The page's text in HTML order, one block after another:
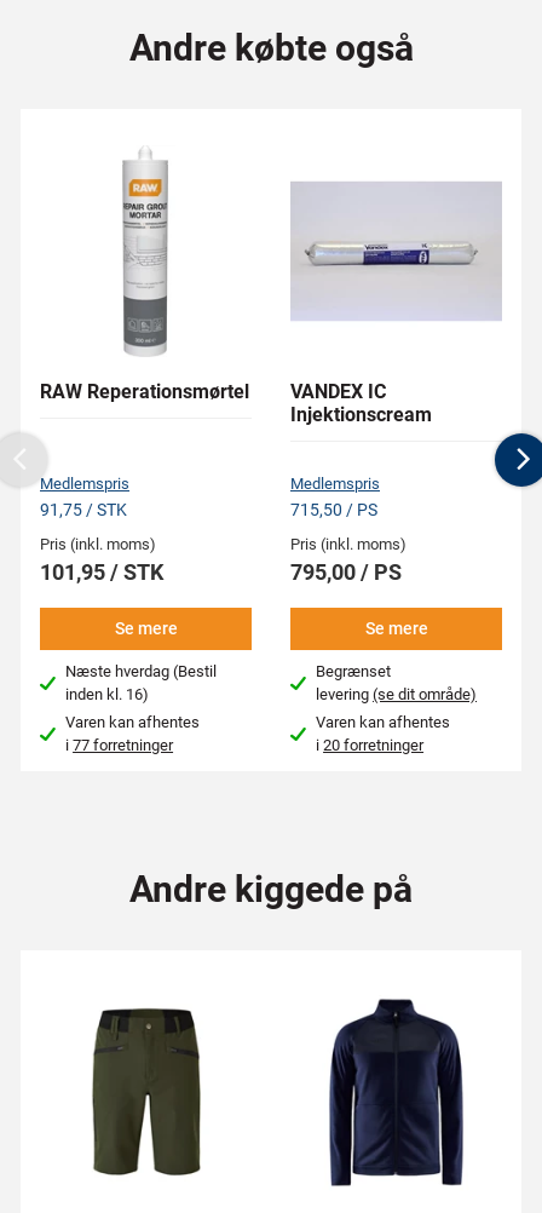
Andre købte også
RAW Reperationsmørtel
Medlemspris
91,75 / STK
Pris (inkl. moms)
101,95 / STK
Se mere
Næste hverdag (Bestil
inden kl. 16)
Varen kan afhentes
i77 forretninger
VANDEX IC
Injektionscream
Medlemspris
715,50 / PS
Pris (inkl. moms)
795,00 / PS
Se mere
Begrænset
levering(se dit område)
Varen kan afhentes
i20 forretninger
Previous
Andre kiggede på